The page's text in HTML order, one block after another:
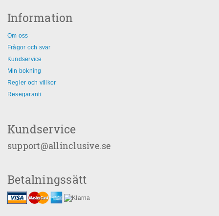
Information
Om oss
Frågor och svar
Kundservice
Min bokning
Regler och villkor
Resegaranti
Kundservice
support@allinclusive.se
Betalningssätt